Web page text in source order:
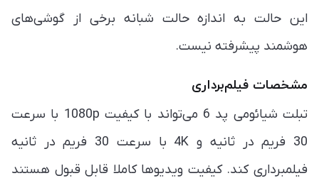
این حالت به اندازه حالت شبانه برخی از گوشی‌های
هوشمند پیشرفته نیست.
مشخصات فیلم‌برداری
تبلت شیائومی پد 6 می‌تواند با کیفیت 1080p با سرعت
30 فریم در ثانیه و 4K با سرعت 30 فریم در ثانیه
فیلمبرداری کند. کیفیت ویدیوها کاملا قابل قبول هستند